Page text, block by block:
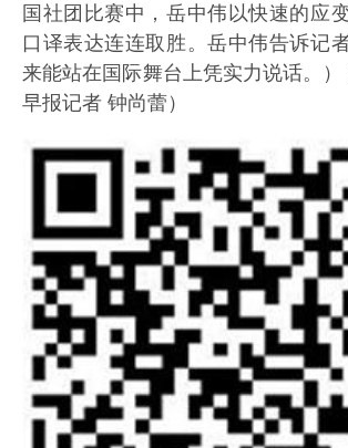
国社团比赛中，岳中伟以快速的应
口译表达连连取胜。岳中伟告诉记
来能站在国际舞台上凭实力说话。）
早报记者 钟尚蕾）